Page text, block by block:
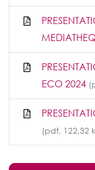
ECO 2024
(pdf, 122,32